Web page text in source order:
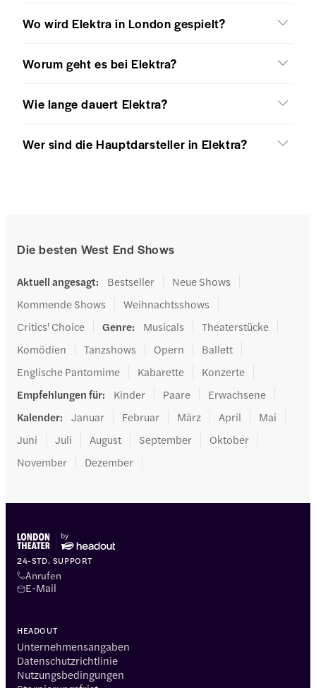
Wo wird Elektra in London gespielt?
Worum geht es bei Elektra?
Wie lange dauert Elektra?
Wer sind die Hauptdarsteller in Elektra?
Die besten West End Shows
Aktuell angesagt: Bestseller
Neue Shows
Kommende Shows
Weihnachtsshows
Critics' Choice
Genre: Musicals
Theaterstücke
Komödien
Tanzshows Opern
Ballett
Englische Pantomime
Kabarette
Konzerte
Empfehlungen für: Kinder Paare
Erwachsene
Kalender: Januar Februar März April
Mai
Juni
Juli August September
Oktober
November
Dezember
24-STD. SUPPORT
Anrufen
E-Mail
HEADOUT
Unternehmensangaben
Datenschutzrichtlinie
Nutzungsbedingungen